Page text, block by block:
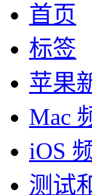
首页
标签
苹果
Mac
iOS
测试